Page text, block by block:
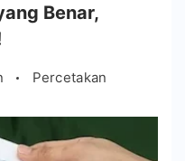
Benar,
Percetakan